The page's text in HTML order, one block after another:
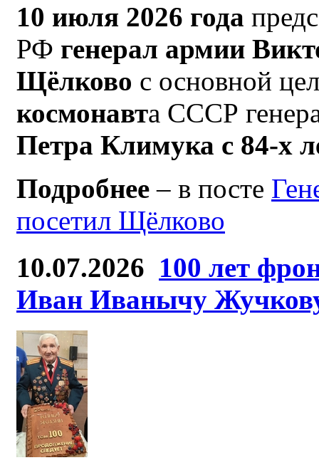
10 июля 2026 года
РФ генерал армии
Щёлково с основной
космонавта СССР
Петра Климука с 84-х
Подробнее – в посте
посетил Щёлково
10.07.2026 100 лет
Иван Иванычу